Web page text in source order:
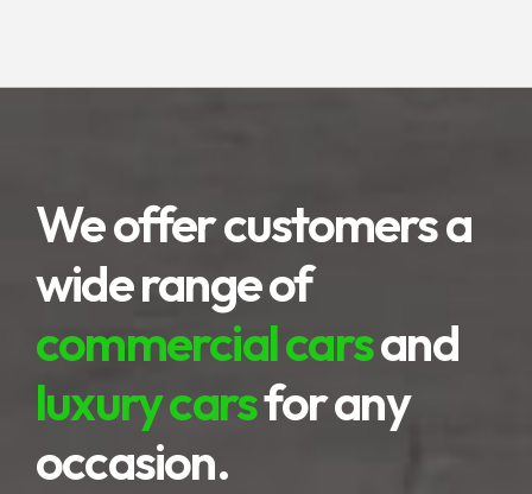
We offer customers a
wide range of
commercial carsand
luxury carsfor any
occasion.